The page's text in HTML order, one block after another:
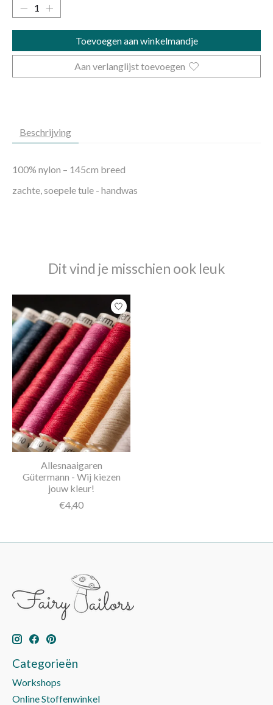
Toevoegen aan winkelmandje
Aan verlanglijst toevoegen
Beschrijving
100% nylon – 145cm breed
zachte, soepele tule - handwas
Dit vind je misschien ook leuk
Items van productcarrousel
Allesnaaigaren
Gütermann - Wij kiezen
jouw kleur!
€4,40
Categorieën
Workshops
Online Stoffenwinkel